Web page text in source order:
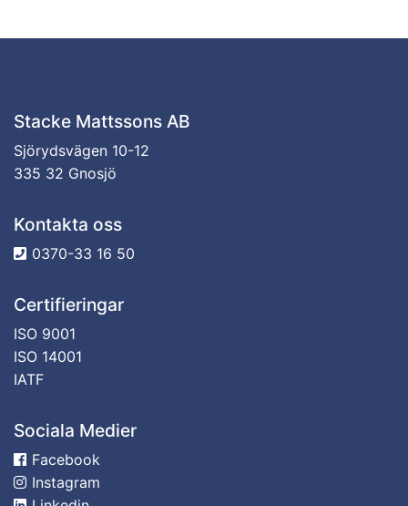
Stacke Mattssons AB
Sjörydsvägen 10-12
335 32 Gnosjö
Kontakta oss
0370-33 16 50
Certifieringar
ISO 9001
ISO 14001
IATF
Sociala Medier
Facebook
Instagram